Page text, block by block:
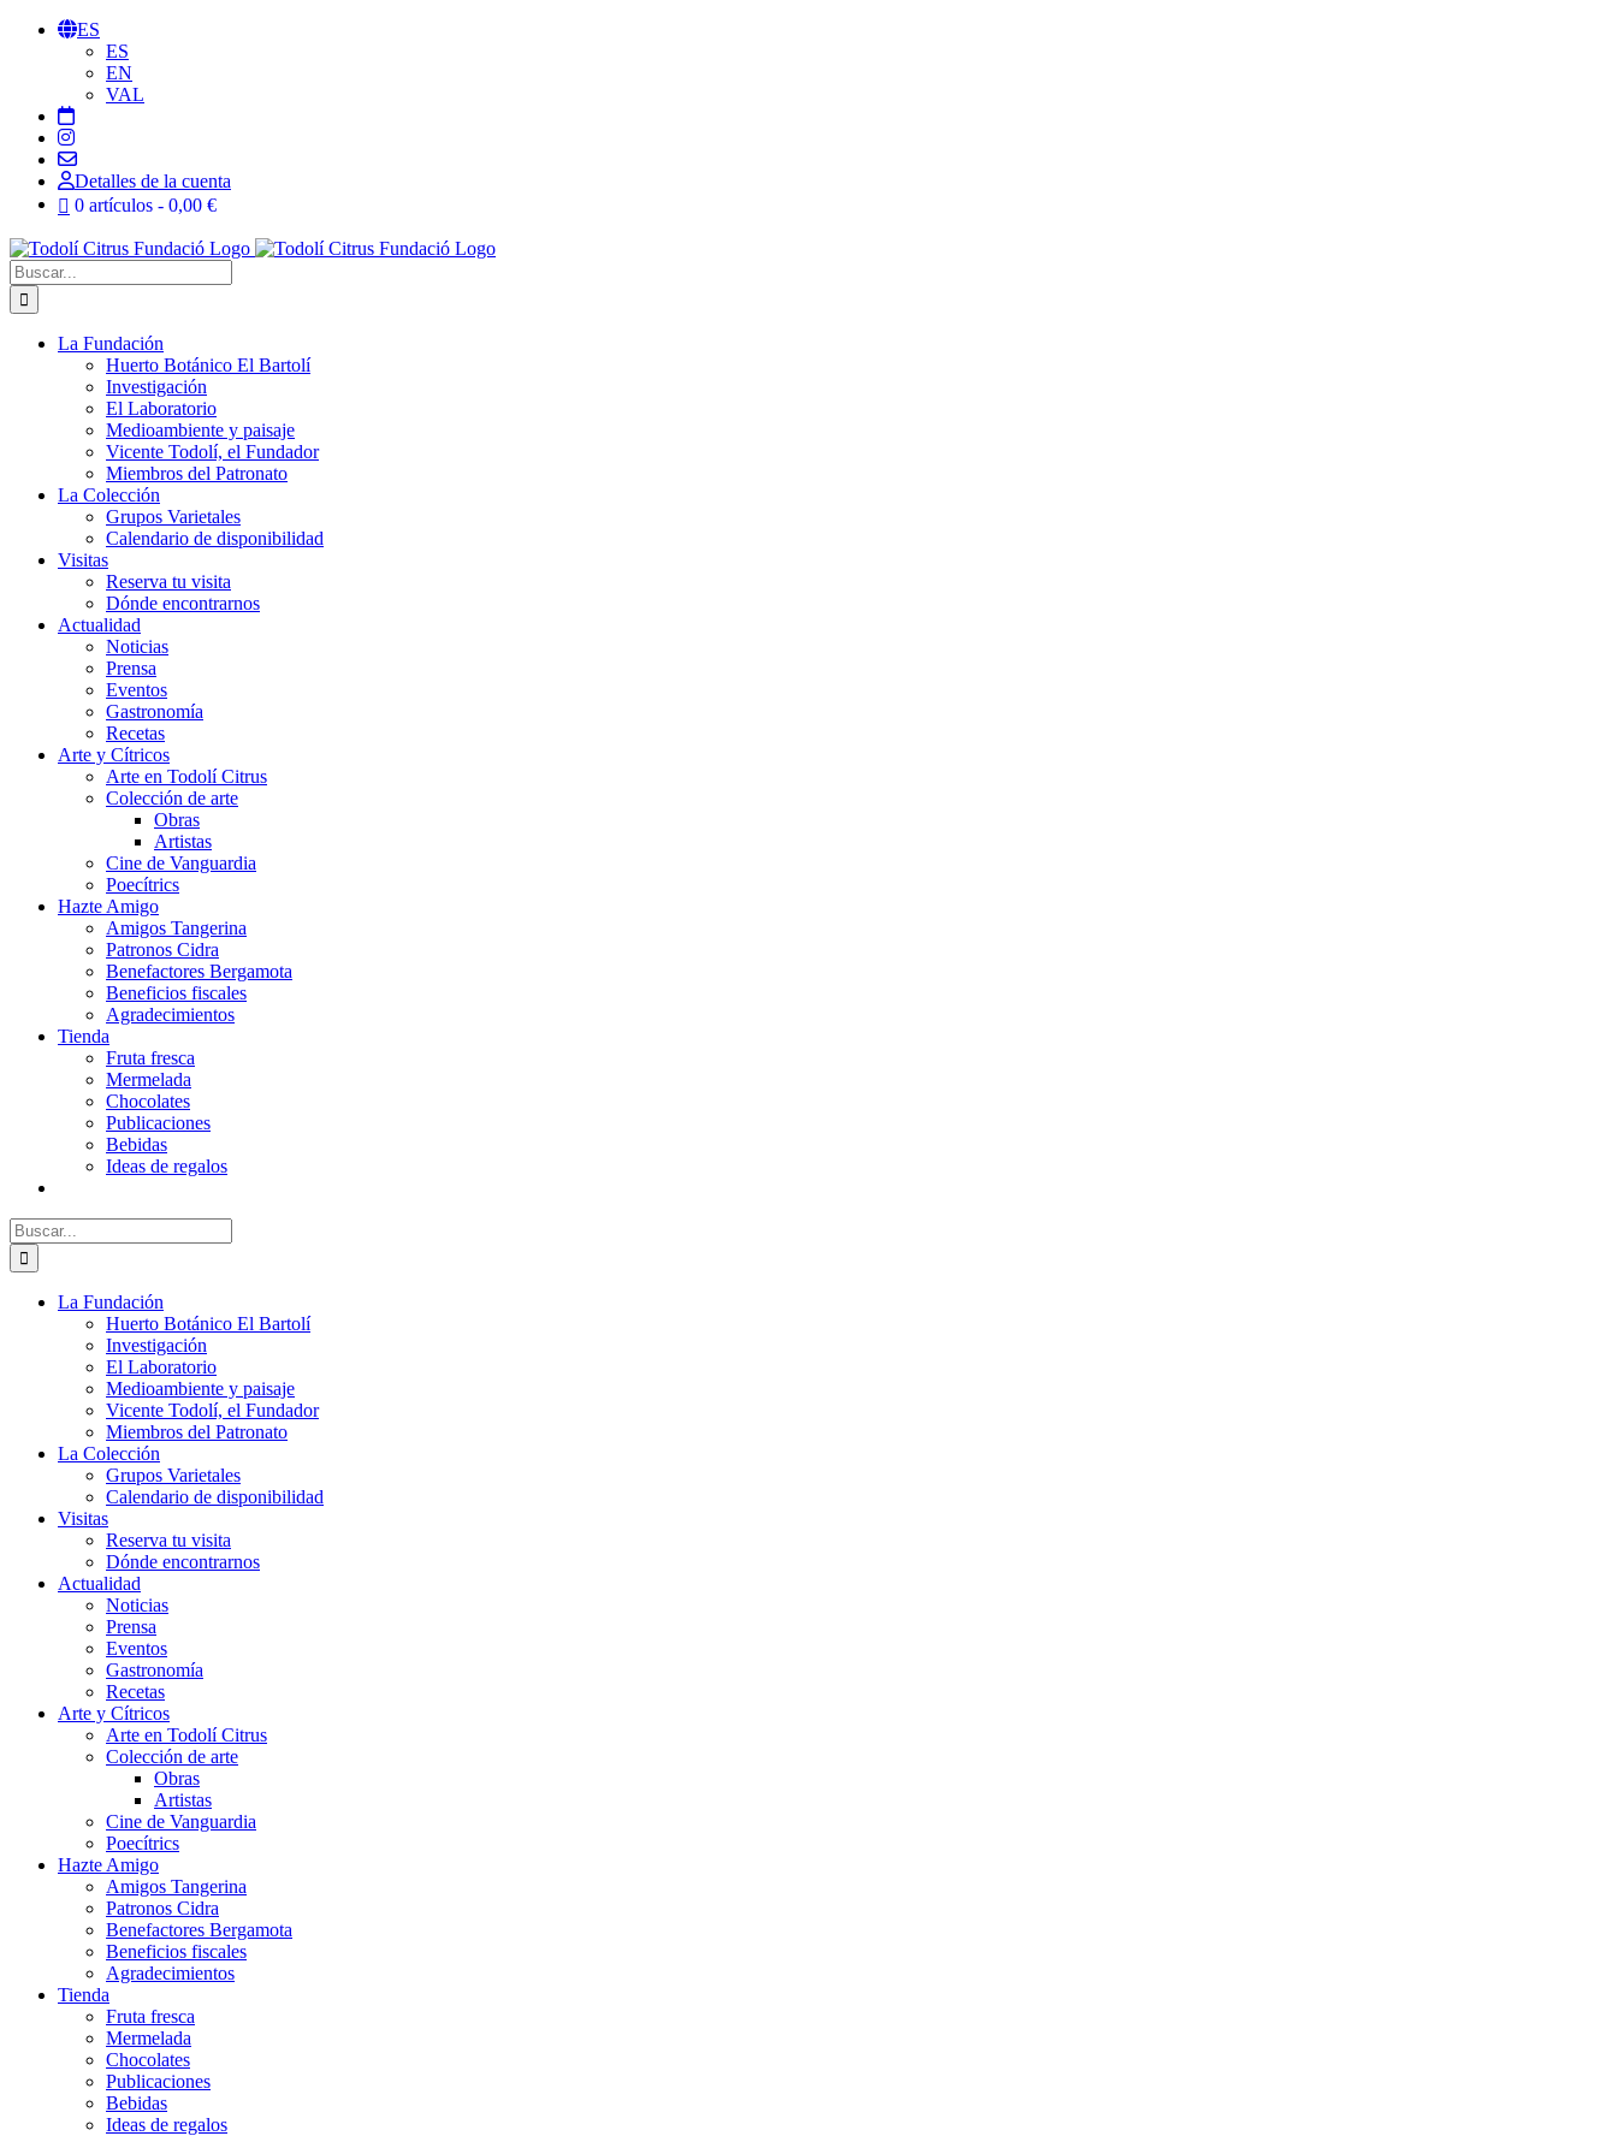
Saltar
ES
ES
EN
VAL
Detalles de la cuenta
0 artículos
0,00 €
Buscar:
La Fundación
Huerto Botánico El Bartolí
Investigación
El Laboratorio
Medioambiente y paisaje
Vicente Todolí, el Fundador
Miembros del Patronato
La Colección
Grupos Varietales
Calendario de disponibilidad
Visitas
Reserva tu visita
Dónde encontrarnos
Actualidad
Noticias
Prensa
Eventos
Gastronomía
Recetas
Arte y Cítricos
Arte en Todolí Citrus
Colección de arte
Obras
Artistas
Cine de Vanguardia
Poecítrics
Hazte Amigo
Amigos Tangerina
Patronos Cidra
Benefactores Bergamota
Beneficios fiscales
Agradecimientos
Tienda
Fruta fresca
Mermelada
Chocolates
Publicaciones
Bebidas
Ideas de regalos
Buscar:
La Fundación
Huerto Botánico El Bartolí
Investigación
El Laboratorio
Medioambiente y paisaje
Vicente Todolí, el Fundador
Miembros del Patronato
La Colección
Grupos Varietales
Calendario de disponibilidad
Visitas
Reserva tu visita
Dónde encontrarnos
Actualidad
Noticias
Prensa
Eventos
Gastronomía
Recetas
Arte y Cítricos
Arte en Todolí Citrus
Colección de arte
Obras
Artistas
Cine de Vanguardia
Poecítrics
Hazte Amigo
Amigos Tangerina
Patronos Cidra
Benefactores Bergamota
Beneficios fiscales
Agradecimientos
Tienda
Fruta fresca
Mermelada
Chocolates
Publicaciones
Bebidas
Ideas de regalos